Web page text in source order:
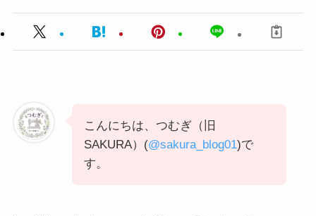
こんにちは、つむぎ（旧
SAKURA）(@sakura_blog01)で
す。